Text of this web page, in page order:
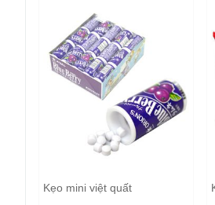
Kẹo mini việt quất